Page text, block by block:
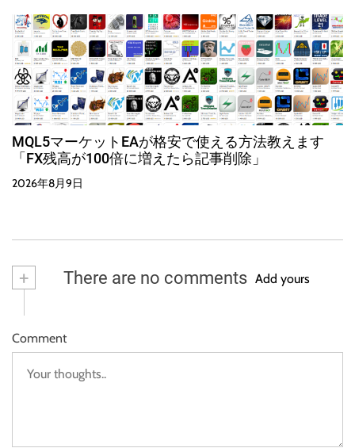
MQL5マーケットEAが格安で使える方法教えます
「FX残高が100倍に増えたら記事削除」
2026年8月9日
+ There are no comments Add yours
Comment